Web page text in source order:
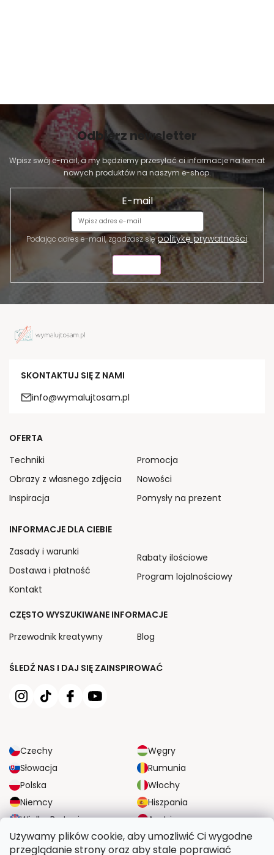
Używamy plików cookie, aby umożliwić Ci wygodne
przeglądanie strony oraz aby stale poprawiać
Odbierz newsletter
Wpisz swój e-mail, a my będziemy przesyłać ci informacje na temat
nowych produktów na naszym e-shop.
E-mail
Podając adres e-mail, zgadzasz siępolitykę prywatności.
SKONTAKTUJ SIĘ Z NAMI
info@wymalujtosam.pl
ŚLEDŹ NAS I DAJ SIĘ ZAINSPIROWAĆ
Czechy
Węgry
Słowacja
Rumunia
Polska
Włochy
Niemcy
Hiszpania
Wielka Brytania
Austria
OFERTA
Techniki
Obrazy z własnego zdjęcia
Inspiracja
Promocja
Nowości
Pomysły na prezent
INFORMACJE DLA CIEBIE
Zasady i warunki
Dostawa i płatność
Kontakt
Rabaty ilościowe
Program lojalnościowy
CZĘSTO WYSZUKIWANE INFORMACJE
Przewodnik kreatywny
Blog